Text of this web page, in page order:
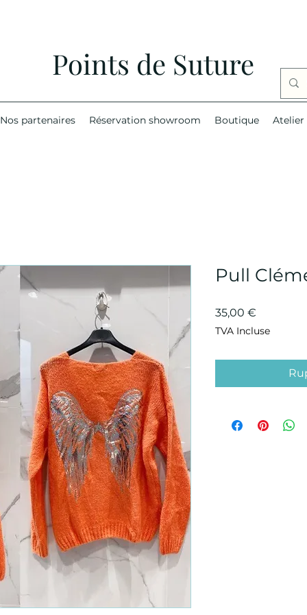
Points de Suture
Nos partenaires Réservation showroom Boutique Atelier
Pull
35,00 €
TVA Incluse